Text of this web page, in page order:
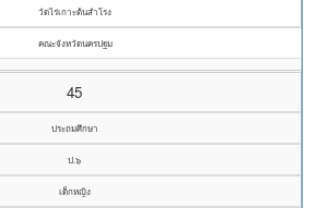
วัดไร่เกาะต้นสำโรง
คณะจังหวัดนครปฐม
45
ประถมศึกษา
ป.๖
เด็กหญิง